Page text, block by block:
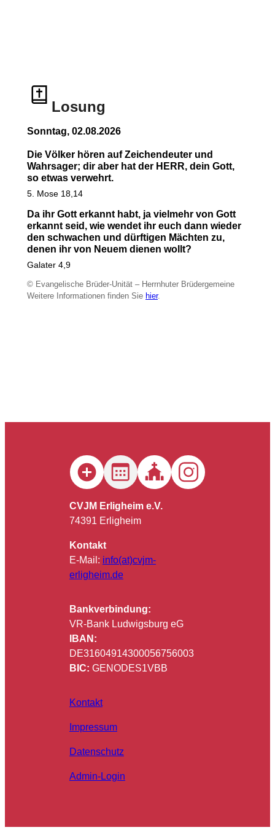
Losung
Sonntag, 02.08.2026
Die Völker hören auf Zeichendeuter und
Wahrsager; dir aber hat der HERR, dein Gott,
so etwas verwehrt.
5. Mose 18,14
Da ihr Gott erkannt habt, ja vielmehr von Gott
erkannt seid, wie wendet ihr euch dann wieder
den schwachen und dürftigen Mächten zu,
denen ihr von Neuem dienen wollt?
Galater 4,9
© Evangelische Brüder-Unität – Herrnhuter Brüdergemeine
Weitere Informationen finden Sie hier.
CVJM Erligheim e.V.
74391 Erligheim
Kontakt
E-Mail: info(at)cvjm-
erligheim.de
Bankverbindung:
VR-Bank Ludwigsburg eG
IBAN:
DE31604914300056756003
BIC: GENODES1VBB
Kontakt
Impressum
Datenschutz
Admin-Login